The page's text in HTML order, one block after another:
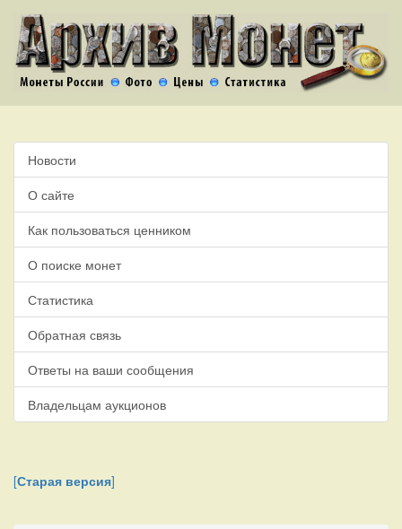
Новости
О сайте
Как пользоваться ценником
О поиске монет
Статистика
Обратная связь
Ответы на ваши сообщения
Владельцам аукционов
[Старая версия]